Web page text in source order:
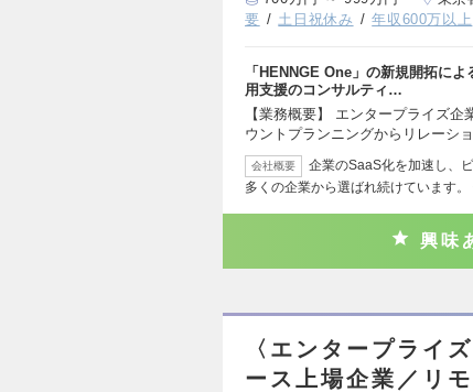
要
土日祝休み 年収600万以上
「HENNGE One」の新規開拓に
用支援のコンサルティ…
【業務概要】 エンタープライズ
ウントプランニングからリレーシ
会社概要
企業のSaaS化を加速し、
多くの企業から選ばれ続けています。
興味
〈エンタープライ
ース上場企業／リ